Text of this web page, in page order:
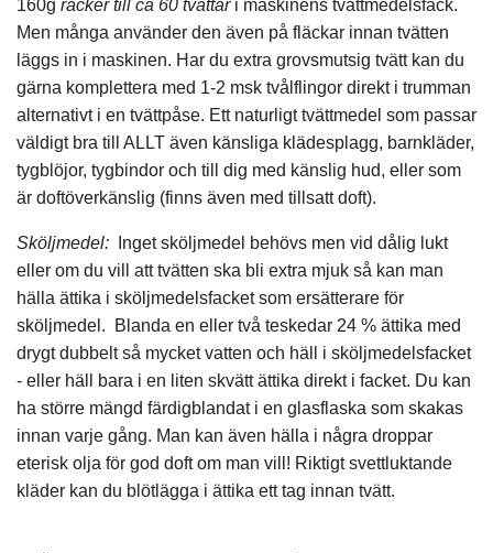
160g räcker till ca 60 tvättari maskinens tvättmedelsfack.
Men många använder den även på fläckar innan tvätten
läggs in i maskinen. Har du extra grovsmutsig tvätt kan du
gärna komplettera med 1-2 msk tvålflingor direkt i trumman
alternativt i en tvättpåse. Ett naturligt tvättmedel som passar
väldigt bra till ALLT även känsliga klädesplagg, barnkläder,
tygblöjor, tygbindor och till dig med känslig hud, eller som
är doftöverkänslig (finns även med tillsatt doft).
Sköljmedel:
Inget sköljmedel behövs men vid dålig lukt
eller om du vill att tvätten ska bli extra mjuk så kan man
hälla ättika i sköljmedelsfacket som ersätterare för
sköljmedel. Blanda en eller två teskedar 24 % ättika med
drygt dubbelt så mycket vatten och häll i sköljmedelsfacket
- eller häll bara i en liten skvätt ättika direkt i facket. Du kan
ha större mängd färdigblandat i en glasflaska som skakas
innan varje gång. Man kan även hälla i några droppar
eterisk olja för god doft om man vill! Riktigt svettluktande
kläder kan du blötlägga i ättika ett tag innan tvätt.